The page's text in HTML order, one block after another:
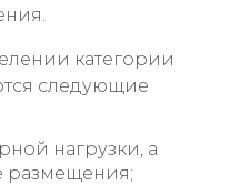
категории
следующие
нагрузки, а
размещения;